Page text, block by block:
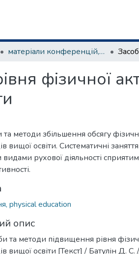
матеріали конференцій, семінарів, круглих столів та ін.
фізичної
методи збільшення обсягу
вищої освіти. Систематичні заняття
рухової діяльності
physical education
опис
та методи підвищення рівня
вищої освіти [Текст] / Батулін Д. С.